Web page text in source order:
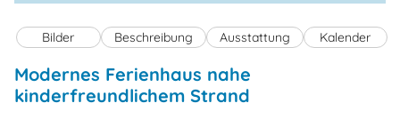
Bilder Beschreibung Ausstattung Kalender
Modernes Ferienhaus nahe
kinderfreundlichem Strand